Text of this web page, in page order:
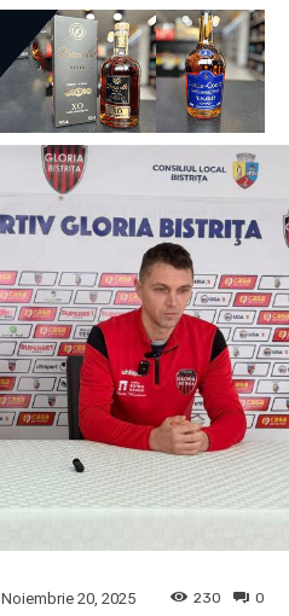
Noiembrie 20, 2025 0
230